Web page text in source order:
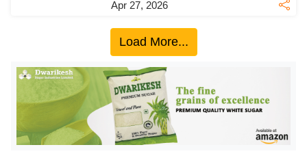
त
टो
र्ल्ड
Apr 27, 2026
Load More...